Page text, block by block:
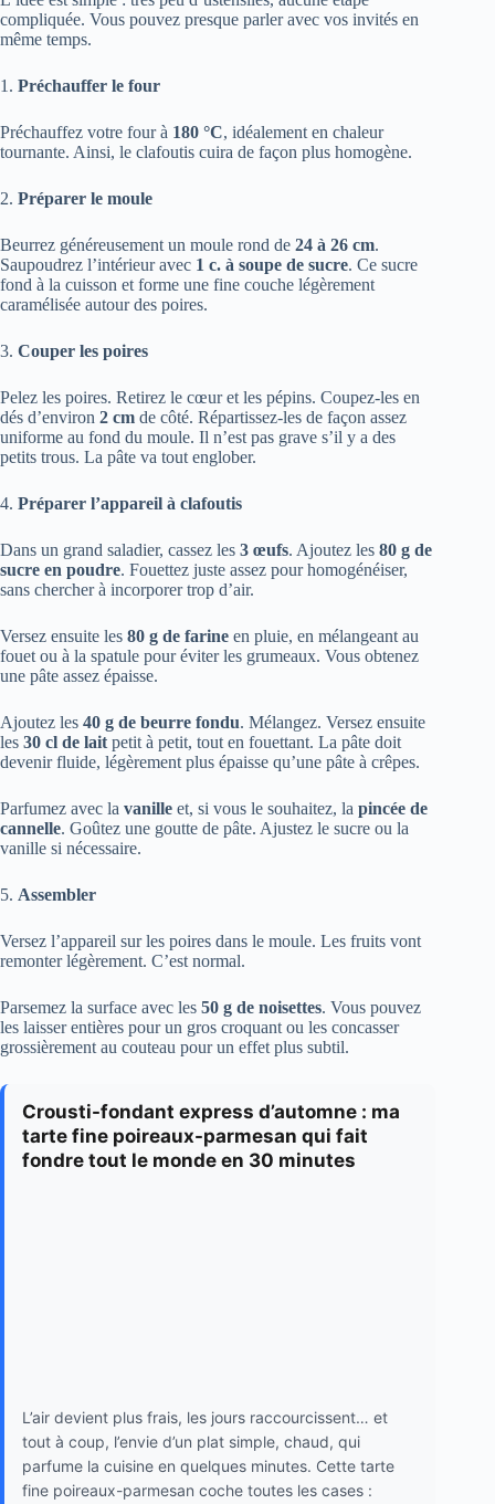
compliquée. Vous pouvez presque parler avec vos invités en
même temps.
1. Préchauffer le four
Préchauffez votre four à 180 °C, idéalement en chaleur
tournante. Ainsi, le clafoutis cuira de façon plus homogène.
2. Préparer le moule
Beurrez généreusement un moule rond de 24 à 26 cm.
Saupoudrez l’intérieur avec 1 c. à soupe de sucre. Ce sucre
fond à la cuisson et forme une fine couche légèrement
caramélisée autour des poires.
3. Couper les poires
Pelez les poires. Retirez le cœur et les pépins. Coupez-les en
dés d’environ 2 cm de côté. Répartissez-les de façon assez
uniforme au fond du moule. Il n’est pas grave s’il y a des
petits trous. La pâte va tout englober.
4. Préparer l’appareil à clafoutis
Dans un grand saladier, cassez les 3 œufs. Ajoutez les 80 g de
sucre en poudre. Fouettez juste assez pour homogénéiser,
sans chercher à incorporer trop d’air.
Versez ensuite les 80 g de farine en pluie, en mélangeant au
fouet ou à la spatule pour éviter les grumeaux. Vous obtenez
une pâte assez épaisse.
Ajoutez les 40 g de beurre fondu. Mélangez. Versez ensuite
les 30 cl de lait petit à petit, tout en fouettant. La pâte doit
devenir fluide, légèrement plus épaisse qu’une pâte à crêpes.
Parfumez avec la vanille et, si vous le souhaitez, la pincée de
cannelle. Goûtez une goutte de pâte. Ajustez le sucre ou la
vanille si nécessaire.
5. Assembler
Versez l’appareil sur les poires dans le moule. Les fruits vont
remonter légèrement. C’est normal.
Parsemez la surface avec les 50 g de noisettes. Vous pouvez
les laisser entières pour un gros croquant ou les concasser
grossièrement au couteau pour un effet plus subtil.
Crousti-fondant express d’automne : ma
tarte fine poireaux-parmesan qui fait
fondre tout le monde en 30 minutes
L’air devient plus frais, les jours raccourcissent… et
tout à coup, l’envie d’un plat simple, chaud, qui
parfume la cuisine en quelques minutes. Cette tarte
fine poireaux-parmesan coche toutes les cases :